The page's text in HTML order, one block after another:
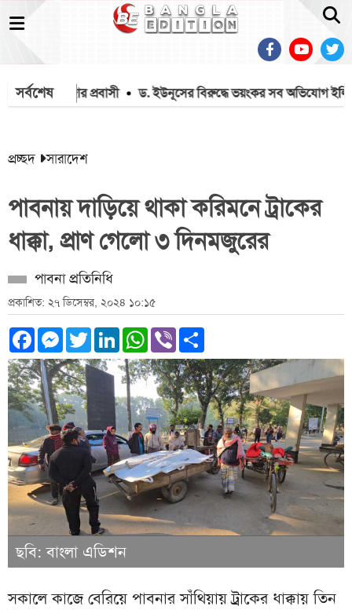
সর্বশেষ
৫৬ হাজার প্রবাসী ড. ইউনূসের বিরুদ্ধে ভয়ংকর সব অভিযোগ ইলিয়াস
প্রচ্ছদ সারাদেশ
পাবনায় দাড়িয়ে থাকা করিমনে ট্রাকের
ধাক্কা, প্রাণ গেলো ৩ দিনমজুরের
পাবনা প্রতিনিধি
প্রকাশিত: ২৭ ডিসেম্বর, ২০২৪ ১০:১৫
Facebook
Messenger
TwitterLinkedInWhatsApp
Viber
ছবি: বাংলা এডিশন
সকালে কাজে বেরিয়ে পাবনার সাঁথিয়ায় ট্রাকের ধাক্কায় তিন